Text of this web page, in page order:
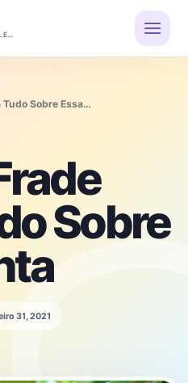
SAIBA TUDO SOBRE PLANTAS SUCULENTAS
Tudo Sobre Essa…
Sobre
31, 2021